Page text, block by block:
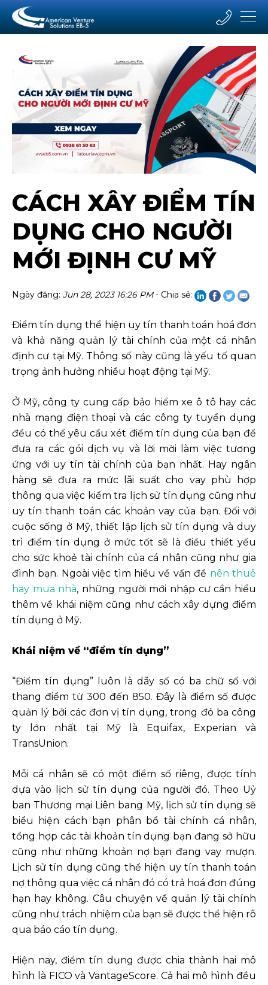
CÁCH XÂY ĐIỂM TÍN
DỤNG CHO NGƯỜI
MỚI ĐỊNH CƯ MỸ
Ngày đăng: Jun 28, 2023 16:26 PM- Chia sẻ:
Điểm tín dụng thể hiện uy tín thanh toán hoá đơn
và khả năng quản lý tài chính của một cá nhân
định cư tại Mỹ. Thông số này cũng là yếu tố quan
trọng ảnh hưởng nhiều hoạt động tại Mỹ.
Ở Mỹ, công ty cung cấp bảo hiểm xe ô tô hay các
nhà mạng điện thoại và các công ty tuyển dụng
đều có thể yêu cầu xét điểm tín dụng của bạn để
đưa ra các gói dịch vụ và lời mời làm việc tương
ứng với uy tín tài chính của bạn nhất. Hay ngân
hàng sẽ đưa ra mức lãi suất cho vay phù hợp
thông qua việc kiểm tra lịch sử tín dụng cũng như
uy tín thanh toán các khoản vay của bạn. Đối với
cuộc sống ở Mỹ, thiết lập lịch sử tín dụng và duy
trì điểm tín dụng ở mức tốt sẽ là điều thiết yếu
cho sức khoẻ tài chính của cá nhân cũng như gia
đình bạn. Ngoài việc tìm hiểu về vấn đề nên thuê
hay mua nhà, những người mới nhập cư cần hiểu
thêm về khái niệm cũng như cách xây dựng điểm
tín dụng ở Mỹ.
Khái niệm về “điểm tín dụng”
“Điểm tín dụng” luôn là dãy số có ba chữ số với
thang điểm từ 300 đến 850. Đây là điểm số được
quản lý bởi các đơn vị tín dụng, trong đó ba công
ty lớn nhất tại Mỹ là Equifax, Experian và
TransUnion.
Mỗi cá nhân sẽ có một điểm số riêng, được tính
dựa vào lịch sử tín dụng của người đó. Theo Uỷ
ban Thương mại Liên bang Mỹ, lịch sử tín dụng sẽ
biểu hiện cách bạn phân bổ tài chính cá nhân,
tổng hợp các tài khoản tín dụng bạn đang sở hữu
cũng như những khoản nợ bạn đang vay mượn.
Lịch sử tín dụng cũng thể hiện uy tín thanh toán
nợ thông qua việc cá nhân đó có trả hoá đơn đúng
hạn hay không. Câu chuyện về quản lý tài chính
cũng như trách nhiệm của bạn sẽ được thể hiện rõ
qua báo cáo tín dụng.
Hiện nay, điểm tín dụng được chia thành hai mô
hình là FICO và VantageScore. Cả hai mô hình đều